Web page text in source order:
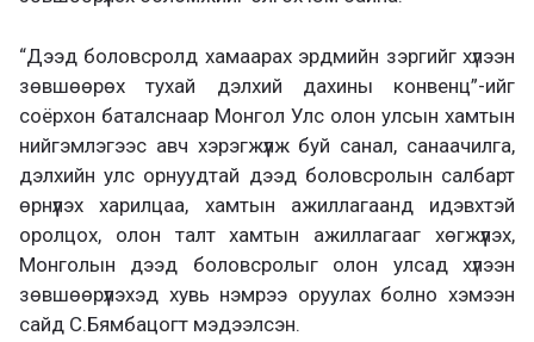
“Дээд боловсролд хамаарах эрдмийн зэргийг хүлээн
зөвшөөрөх тухай дэлхий дахины конвенц”-ийг
соёрхон баталснаар Монгол Улс олон улсын хамтын
нийгэмлэгээс авч хэрэгжүүлж буй санал, санаачилга,
дэлхийн улс орнуудтай дээд боловсролын салбарт
өрнүүлэх харилцаа, хамтын ажиллагаанд идэвхтэй
оролцох, олон талт хамтын ажиллагааг хөгжүүлэх,
Монголын дээд боловсролыг олон улсад хүлээн
зөвшөөрүүлэхэд хувь нэмрээ оруулах болно хэмээн
сайд С.Бямбацогт мэдээлсэн.